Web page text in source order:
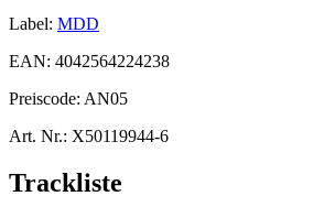
Label: MDD
EAN: 4042564224238
Preiscode: AN05
Art. Nr.: X50119944-6
Trackliste